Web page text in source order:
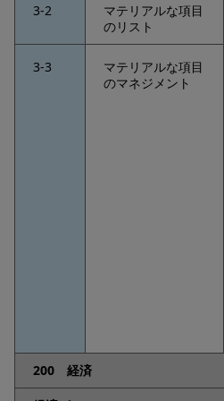
3-2
マテリアルな項目
のリスト
3-3
マテリアルな項目
のマネジメント
200 経済